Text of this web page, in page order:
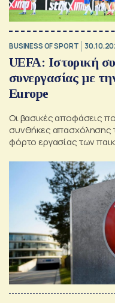
BUSINESS OF SPORT
UEFA: Ιστορική
συνεργασίας με την FIFPRO
Europe
Οι βασικές αποφάσεις
συνθήκες απασχόλησης
φόρτο εργασίας των
πλέον μόνο μετά από
μεταξύ των δύο